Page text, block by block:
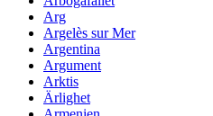
Arg
Argelès sur Mer
Argentina
Argument
Arktis
Ärlighet